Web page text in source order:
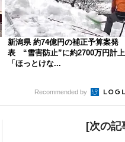
新潟県 約74億円の補正予算案発
表 “雪害防止”に約2700万円計上
「ほっとけな...
Recommended by
[次の記